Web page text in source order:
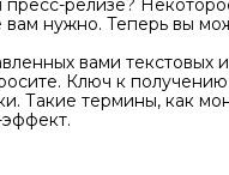
релизе?
нужно. Теперь вы
вами текстовых
Ключ к
Такие термины, как